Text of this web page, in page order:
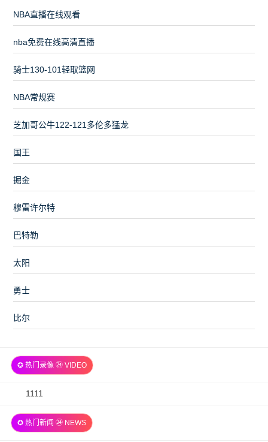
NBA直播在线观看
nba免费在线高清直播
骑士130-101轻取篮网
NBA常规赛
芝加哥公牛122-121多伦多猛龙
国王
掘金
穆雷许尔特
巴特勒
太阳
勇士
比尔
✪ 热门录像 ㉔ VIDEO
2026-
06
1111
✪ 热门新闻 ㉔ NEWS